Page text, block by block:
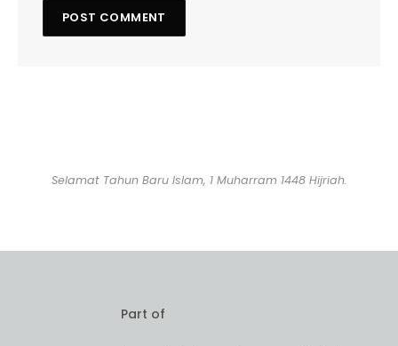
Selamat Tahun Baru Islam, 1 Muharram 1448 Hijriah.
Part of